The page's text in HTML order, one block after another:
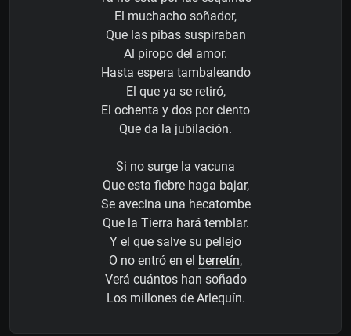
El muchacho soñador,
Que las pibas suspiraban
Al piropo del amor.
Hasta espera tambaleando
El que ya se retiró,
El ochenta y dos por ciento
Que da la jubilación.
Si no surge la vacuna
Que esta fiebre haga bajar,
Se avecina una hecatombe
Que la Tierra hará temblar.
Y el que salve su pellejo
O no entró en el berretín,
Verá cuántos han soñado
Los millones de Arlequín.